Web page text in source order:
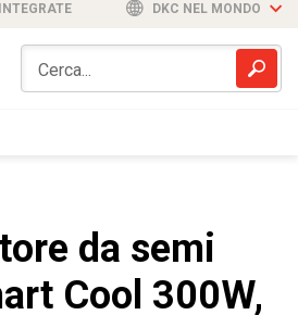
DKC NEL MONDO
da semi
Cool 300W,